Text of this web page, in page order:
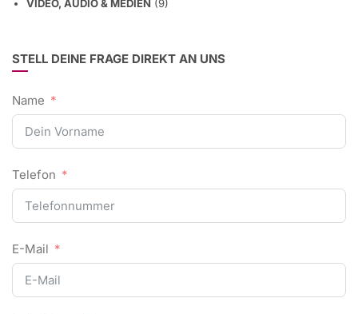
VIDEO, AUDIO & MEDIEN (9)
STELL DEINE FRAGE DIREKT AN UNS
Name
Telefon
E-Mail